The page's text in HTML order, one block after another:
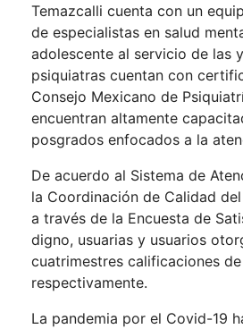
Temazcalli cuenta con un
de especialistas en salud
adolescente al servicio de las
psiquiatras cuentan con
Consejo Mexicano de
encuentran altamente
posgrados enfocados a la
De acuerdo al Sistema de
la Coordinación de Calidad
a través de la Encuesta de
digno, usuarias y usuarios
cuatrimestres calificaciones
respectivamente.
La pandemia por el Covid-19